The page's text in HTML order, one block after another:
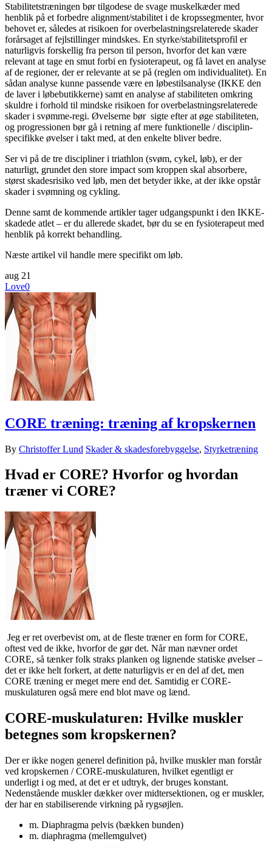
Stabilitetstræningen bør tilgodese de svage muskelkæder med
henblik på et forbedre alignment/stabilitet i de kropssegmenter, hvor
behovet er, således at risikoen for overbelastningsrelaterede skader
forårsaget af fejlstillinger mindskes. En styrke/stabilitetsprofil er
naturligvis forskellig fra person til person, hvorfor det kan være
relevant at tage en smut forbi en fysioterapeut, og få lavet en analyse
af de regioner, der er relevante at se på (reglen om individualitet). En
sådan analyse kunne passende være en løbestilsanalyse (IKKE den
de laver i løbebutikkerne) samt en analyse af stabiliteten omkring
skuldre i forhold til mindske risikoen for overbelastningsrelaterede
skader i svømme-regi. Øvelserne bør sigte efter at øge stabiliteten,
og progressionen bør gå i retning af mere funktionelle / disciplin-
specifikke øvelser i takt med, at den enkelte bliver bedre.
Ser vi på de tre discipliner i triathlon (svøm, cykel, løb), er der
naturligt, grundet den store impact som kroppen skal absorbere,
størst skadesrisiko ved løb, men det betyder ikke, at der ikke opstår
skader i svømning og cykling.
Denne samt de kommende artikler tager udgangspunkt i den IKKE-
skadede atlet – er du allerede skadet, bør du se en fysioterapeut med
henblik på korrekt behandling.
Næste artikel vil handle mere specifikt om løb.
aug 21
Love0
CORE træning: træning af kropskernen
By Christoffer Lund Skader & skadesforebyggelse, Styrketræning
Hvad er CORE? Hvorfor og hvordan
træner vi CORE?
Jeg er ret overbevist om, at de fleste træner en form for CORE,
oftest ved de ikke, hvorfor de gør det. Når man nævner ordet
CORE, så tænker folk straks planken og lignende statiske øvelser –
det er ikke helt forkert, at dette naturligvis er en del af det, men
CORE træning er meget mere end det. Samtidig er CORE-
muskulaturen også mere end blot mave og lænd.
CORE-muskulaturen: Hvilke muskler
betegnes som kropskernen?
Der er ikke nogen generel definition på, hvilke muskler man forstår
ved kropskernen / CORE-muskulaturen, hvilket egentligt er
underligt i og med, at det er et udtryk, der bruges konstant.
Nedenstående muskler dækker over midtersektionen, og er muskler,
der har en stabiliserende virkning på rygsøjlen.
m. Diaphragma pelvis (bækken bunden)
m. diaphragma (mellemgulvet)